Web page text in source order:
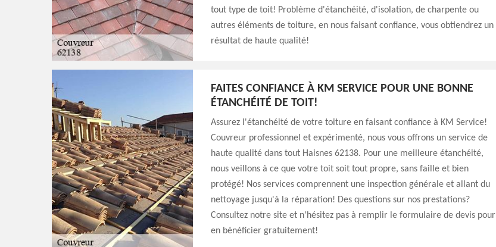
tout type de toit! Problème d'étanchéité, d'isolation, de charpente ou
autres éléments de toiture, en nous faisant confiance, vous obtiendrez un
résultat de haute qualité!
FAITES CONFIANCE À KM SERVICE POUR UNE BONNE
ÉTANCHÉITÉ DE TOIT!
Assurez l'étanchéité de votre toiture en faisant confiance à KM Service!
Couvreur professionnel et expérimenté, nous vous offrons un service de
haute qualité dans tout Haisnes 62138. Pour une meilleure étanchéité,
nous veillons à ce que votre toit soit tout propre, sans faille et bien
protégé! Nos services comprennent une inspection générale et allant du
nettoyage jusqu'à la réparation! Des questions sur nos prestations?
Consultez notre site et n'hésitez pas à remplir le formulaire de devis pour
en bénéficier gratuitement!